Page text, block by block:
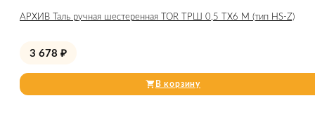
АРХИВ Таль ручная шестеренная TOR ТРШ 0,5 ТХ6 М (тип HS-Z)
3 678 ₽
В корзину